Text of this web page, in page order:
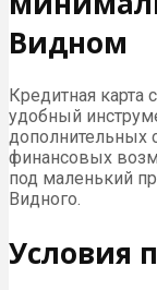
Видном
Кредитная
удобный
дополнительных
финансовых
под маленький
Видного.
Условия